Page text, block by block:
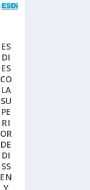
ES
DI
ES
CO
LA
SU
PE
RI
OR
DE
DI
SS
EN